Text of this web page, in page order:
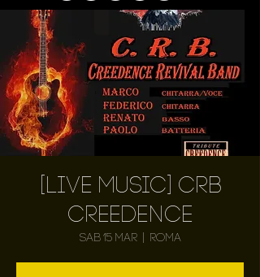
[Live Music] CRB
Creedence
sab 15 mar
  |
Roma